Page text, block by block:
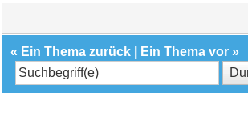
« Ein Thema zurück Ein Thema vor »